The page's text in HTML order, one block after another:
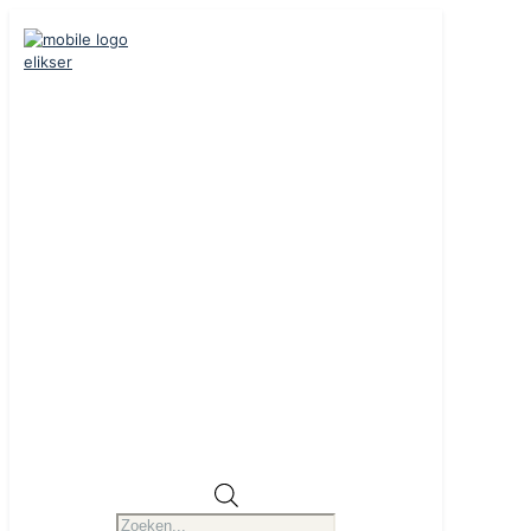
Producten